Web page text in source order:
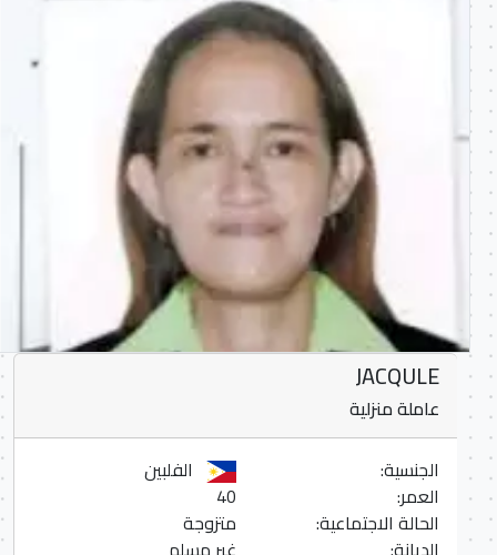
JACQULE
عاملة منزلية
الجنسية:
الفلبين
العمر:
الحالة الاجتماعية:
متزوجة